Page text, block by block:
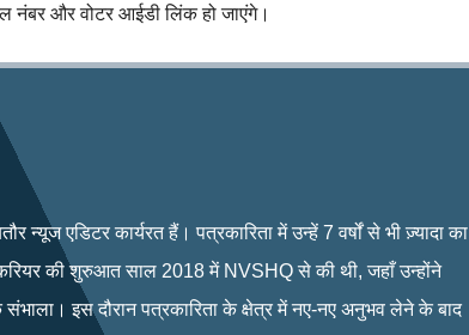
नंबर और वोटर आईडी लिंक हो जाएंगे।
न्यूज एडिटर कार्यरत हैं। पत्रकारिता में उन्हें 7 वर्षों से भी ज़्यादा का
की शुरुआत साल 2018 में NVSHQ से की थी, जहाँ उन्होंने
इस दौरान पत्रकारिता के क्षेत्र में नए-नए अनुभव लेने के बाद